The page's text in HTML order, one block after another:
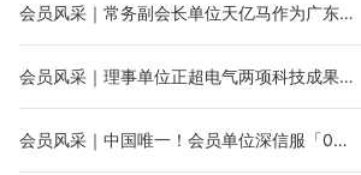
会员风采｜常务副会长单位天亿马作为广东省唯一企业参加国家数据局“来数加工”业务座谈会
会员风采｜理事单位正超电气两项科技成果通过省级鉴定，技术达国际领先及国际先进水平！
会员风采｜中国唯一！会员单位深信服「0误报」通关AVC端点安全国际测评